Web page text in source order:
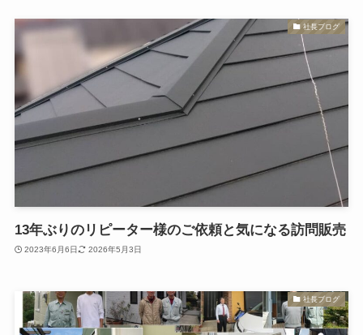
社長ブログ
13年ぶりのリピーター様のご依頼と気になる訪問販売
2023年6月6日 2026年5月3日
社長ブログ